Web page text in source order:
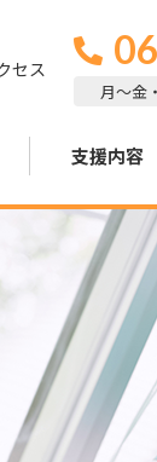
セス
月～金
支援内容